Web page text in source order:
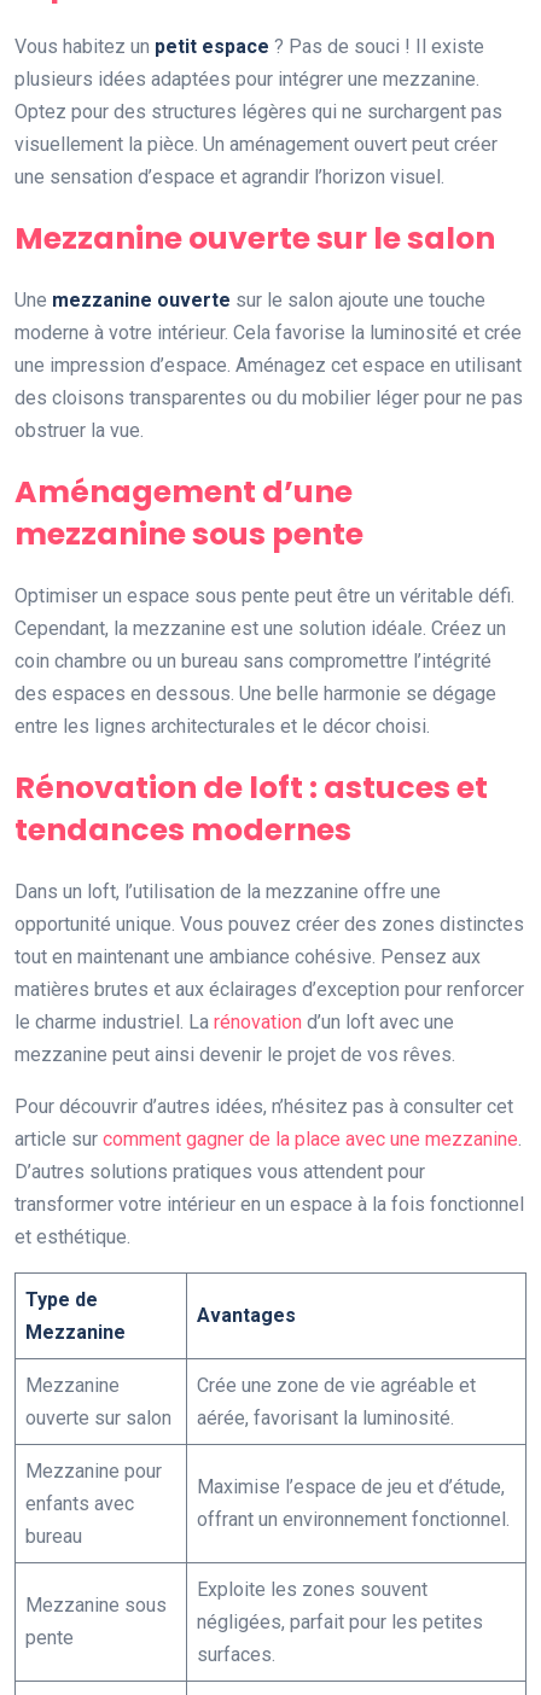
Vous habitez un petit espace ? Pas de souci ! Il existe
plusieurs idées adaptées pour intégrer une mezzanine.
Optez pour des structures légères qui ne surchargent pas
visuellement la pièce. Un aménagement ouvert peut créer
une sensation d’espace et agrandir l’horizon visuel.
Mezzanine ouverte sur le salon
Une mezzanine ouverte sur le salon ajoute une touche
moderne à votre intérieur. Cela favorise la luminosité et crée
une impression d’espace. Aménagez cet espace en utilisant
des cloisons transparentes ou du mobilier léger pour ne pas
obstruer la vue.
Aménagement d’une
mezzanine sous pente
Optimiser un espace sous pente peut être un véritable défi.
Cependant, la mezzanine est une solution idéale. Créez un
coin chambre ou un bureau sans compromettre l’intégrité
des espaces en dessous. Une belle harmonie se dégage
entre les lignes architecturales et le décor choisi.
Rénovation de loft : astuces et
tendances modernes
Dans un loft, l’utilisation de la mezzanine offre une
opportunité unique. Vous pouvez créer des zones distinctes
tout en maintenant une ambiance cohésive. Pensez aux
matières brutes et aux éclairages d’exception pour renforcer
le charme industriel. La rénovation d’un loft avec une
mezzanine peut ainsi devenir le projet de vos rêves.
Pour découvrir d’autres idées, n’hésitez pas à consulter cet
article sur comment gagner de la place avec une mezzanine.
D’autres solutions pratiques vous attendent pour
transformer votre intérieur en un espace à la fois fonctionnel
et esthétique.
Type de
Mezzanine
Avantages
Mezzanine
ouverte sur salon
Crée une zone de vie agréable et
aérée, favorisant la luminosité.
Mezzanine pour
enfants avec
bureau
Maximise l’espace de jeu et d’étude,
offrant un environnement fonctionnel.
Mezzanine sous
pente
Exploite les zones souvent
négligées, parfait pour les petites
surfaces.